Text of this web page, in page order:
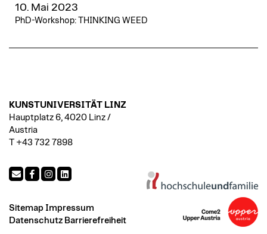
10. Mai 2023
PhD-Workshop: THINKING WEED
KUNSTUNIVERSITÄT LINZ
Hauptplatz 6, 4020 Linz /
Austria
T +43 732 7898
Sitemap Impressum
Datenschutz Barrierefreiheit